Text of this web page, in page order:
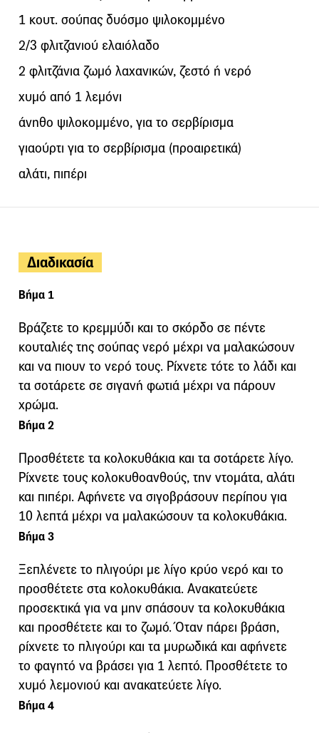
1 κουτ. σούπας δυόσµο ψιλοκοµµένο
2/3 φλιτζανιού ελαιόλαδο
2 φλιτζάνια ζωµό λαχανικών, ζεστό ή νερό
χυµό από 1 λεµόνι
άνηθο ψιλοκοµµένο, για το σερβίρισµα
γιαούρτι για το σερβίρισµα (προαιρετικά)
αλάτι, πιπέρι
Διαδικασία
Βήμα 1
Βράζετε το κρεµµύδι και το σκόρδο σε πέντε
κουταλιές της σούπας νερό µέχρι να µαλακώσουν
και να πιουν το νερό τους. Ρίχνετε τότε το λάδι και
τα σοτάρετε σε σιγανή φωτιά µέχρι να πάρουν
χρώµα.
Βήμα 2
Προσθέτετε τα κολοκυθάκια και τα σοτάρετε λίγο.
Ρίχνετε τους κολοκυθοανθούς, την ντοµάτα, αλάτι
και πιπέρι. Αφήνετε να σιγοβράσουν περίπου για
10 λεπτά µέχρι να µαλακώσουν τα κολοκυθάκια.
Βήμα 3
Ξεπλένετε το πλιγούρι µε λίγο κρύο νερό και το
προσθέτετε στα κολοκυθάκια. Ανακατεύετε
προσεκτικά για να µην σπάσουν τα κολοκυθάκια
και προσθέτετε και το ζωµό. Όταν πάρει βράση,
ρίχνετε το πλιγούρι και τα µυρωδικά και αφήνετε
το φαγητό να βράσει για 1 λεπτό. Προσθέτετε το
χυµό λεµονιού και ανακατεύετε λίγο.
Βήμα 4